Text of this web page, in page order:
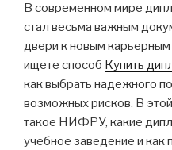
В современном мире
стал весьма важным
двери к новым
ищете способ Купить
как выбрать надежного
возможных рисков. В
такое НИФРУ, какие
учебное заведение и как